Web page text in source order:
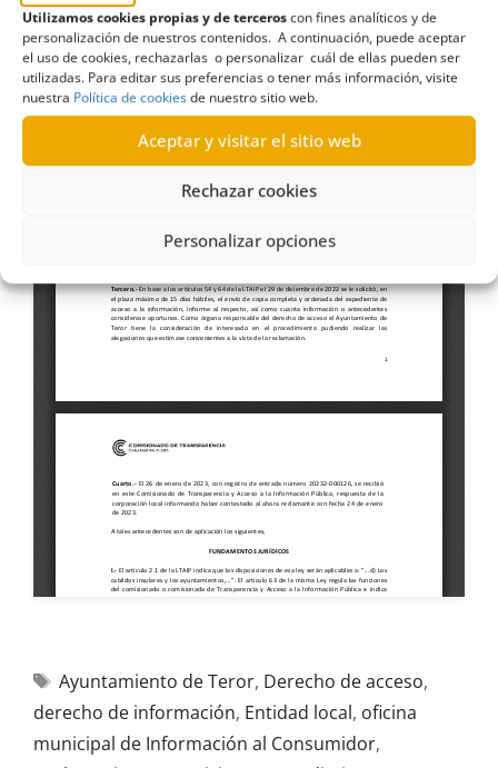
Utilizamos cookies propias y de terceroscon fines analíticos y de
personalización de nuestros contenidos. A continuación, puede aceptar
el uso de cookies, rechazarlas o personalizar cuál de ellas pueden ser
utilizadas. Para editar sus preferencias o tener más información, visite
nuestra Política de cookiesde nuestro sitio web.
Aceptar y visitar el sitio web
Rechazar cookies
Personalizar opciones
Ayuntamiento de Teror, Derecho de acceso,
derecho de información, Entidad local, oficina
municipal de Información al Consumidor,